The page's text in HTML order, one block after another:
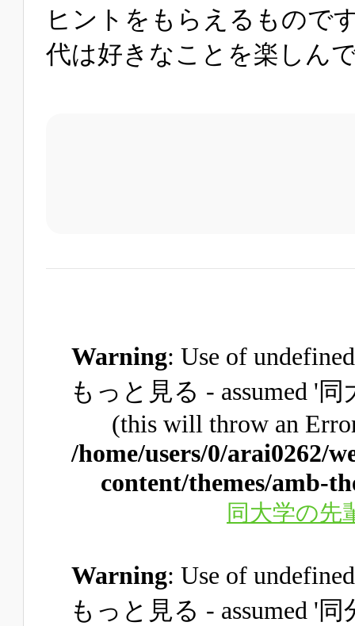
ヒントをもらえるもので
代は好きなことを楽しん
Warning: Use of
もっと見る - assumed '
(this will throw an
/home/users/0/arai0262/
content/themes/amb-
同大学の先
Warning: Use of
もっと見る - assumed '